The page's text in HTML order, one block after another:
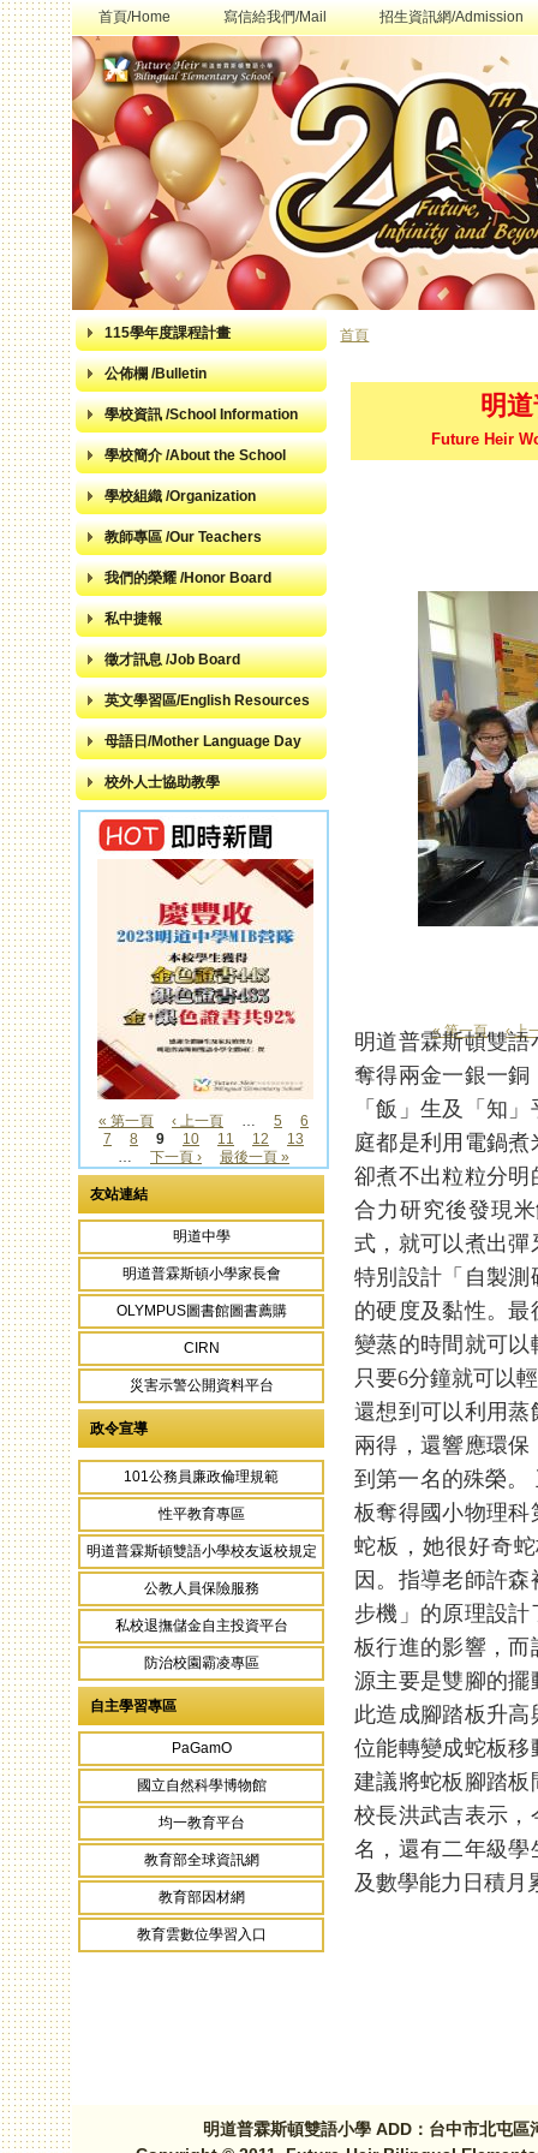
首頁/Home 寫信給我們/Mail 招生資訊網/Admission
115學年度課程計畫
公佈欄 /Bulletin
學校資訊 /School Information
學校簡介 /About the School
學校組織 /Organization
教師專區 /Our Teachers
我們的榮耀 /Honor Board
私中捷報
徵才訊息 /Job Board
英文學習區/English Resources
母語日/Mother Language Day
校外人士協助教學
頁面
« 第一頁 ‹ 上一頁 … 5
6
7
8 9 10 11 12
13
…
下一頁 › 最後一頁 »
友站連結
明道中學
明道普霖斯頓小學家長會
OLYMPUS圖書館圖書薦購
CIRN
災害示警公開資料平台
政令宣導
101公務員廉政倫理規範
性平教育專區
明道普霖斯頓雙語小學校友返校規定
公教人員保險服務
私校退撫儲金自主投資平台
防治校園霸凌專區
自主學習專區
PaGamO
國立自然科學博物館
均一教育平台
教育部全球資訊網
教育部因材網
教育雲數位學習入口
首頁
明
Future Heir
頁面
« 第一頁 ‹ 上
明道普霖斯頓雙
奪得兩金一銀一
「飯」生及「知
庭都是利用電鍋
卻煮不出粒粒分
合力研究後發現
式，就可以煮出
特別設計「自製
的硬度及黏性。
變蒸的時間就可
只要6分鐘就可以
還想到可以利用
兩得，還響應環
到第一名的殊榮。
板奪得國小物理
蛇板，她很好奇
因。指導老師許
步機」的原理設
板行進的影響，
源主要是雙腳的
此造成腳踏板升
位能轉變成蛇板
建議將蛇板腳踏
校長洪武吉表示
名，還有二年級
及數學能力日積月
明道普霖斯頓雙語小學 ADD：台中市北屯